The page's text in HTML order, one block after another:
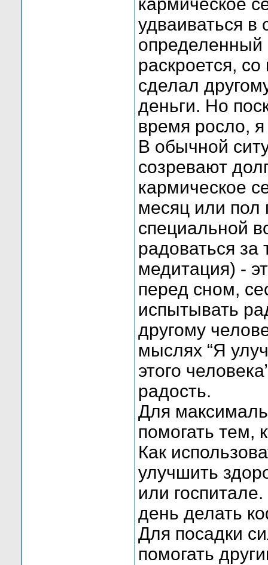
кармическое
удваиваться
определенный
раскроется,
сделал
деньги. Но
время росло,
В обычной
созревают
кармическое
месяц или пол
специальной
радоваться
медитация) -
перед сном,
испытывать
другому
мыслях “Я
этого
радость.
Для
помогать тем,
Как
улучшить
или
день делать
Для посадки
помогать